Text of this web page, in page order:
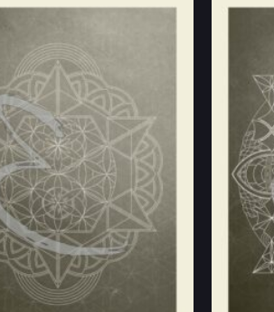
deseos